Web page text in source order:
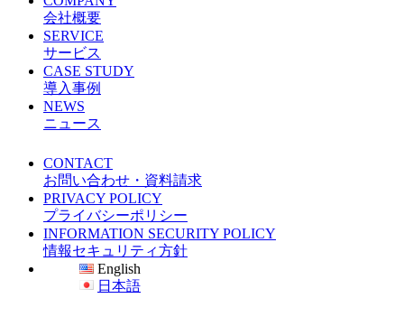
会社概要
SERVICE
サービス
CASE STUDY
導入事例
NEWS
ニュース
CONTACT
お問い合わせ・資料請求
PRIVACY POLICY
プライバシーポリシー
INFORMATION SECURITY POLICY
情報セキュリティ方針
English
日本語